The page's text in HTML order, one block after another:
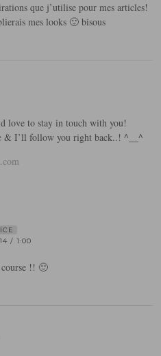
que j’utilise pour mes articles!
mes looks 🙂 bisous
love to stay in touch with you!
& I’ll follow you right back..! ^__^
/ 1:00
!! 🙂